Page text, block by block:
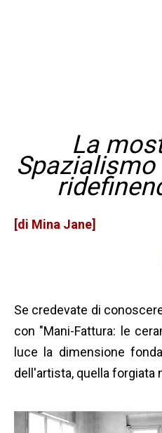
La
[di Mina Jane]
Se credevate di
con "Mani-Fattura: le
luce la dimensione
dell'artista, quella forgiata